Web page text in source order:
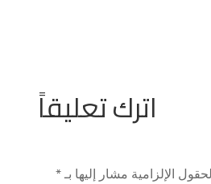
اترك تعليقاً
الإلزامية مشار إليها بـ*